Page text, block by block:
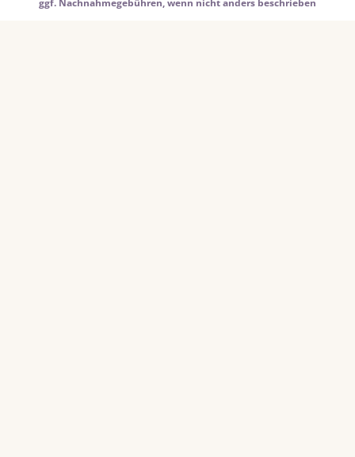
ggf. Nachnahmegebühren, wenn nicht anders beschrieben